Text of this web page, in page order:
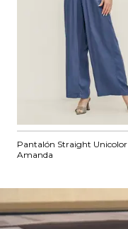
Pantalón Straight Unicolor
Amanda